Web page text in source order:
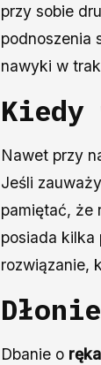
przy sobie
podnoszenia
nawyki w
Kiedy
Nawet przy
Jeśli
pamiętać, że
posiada kilka
rozwiązanie,
Dbanie o